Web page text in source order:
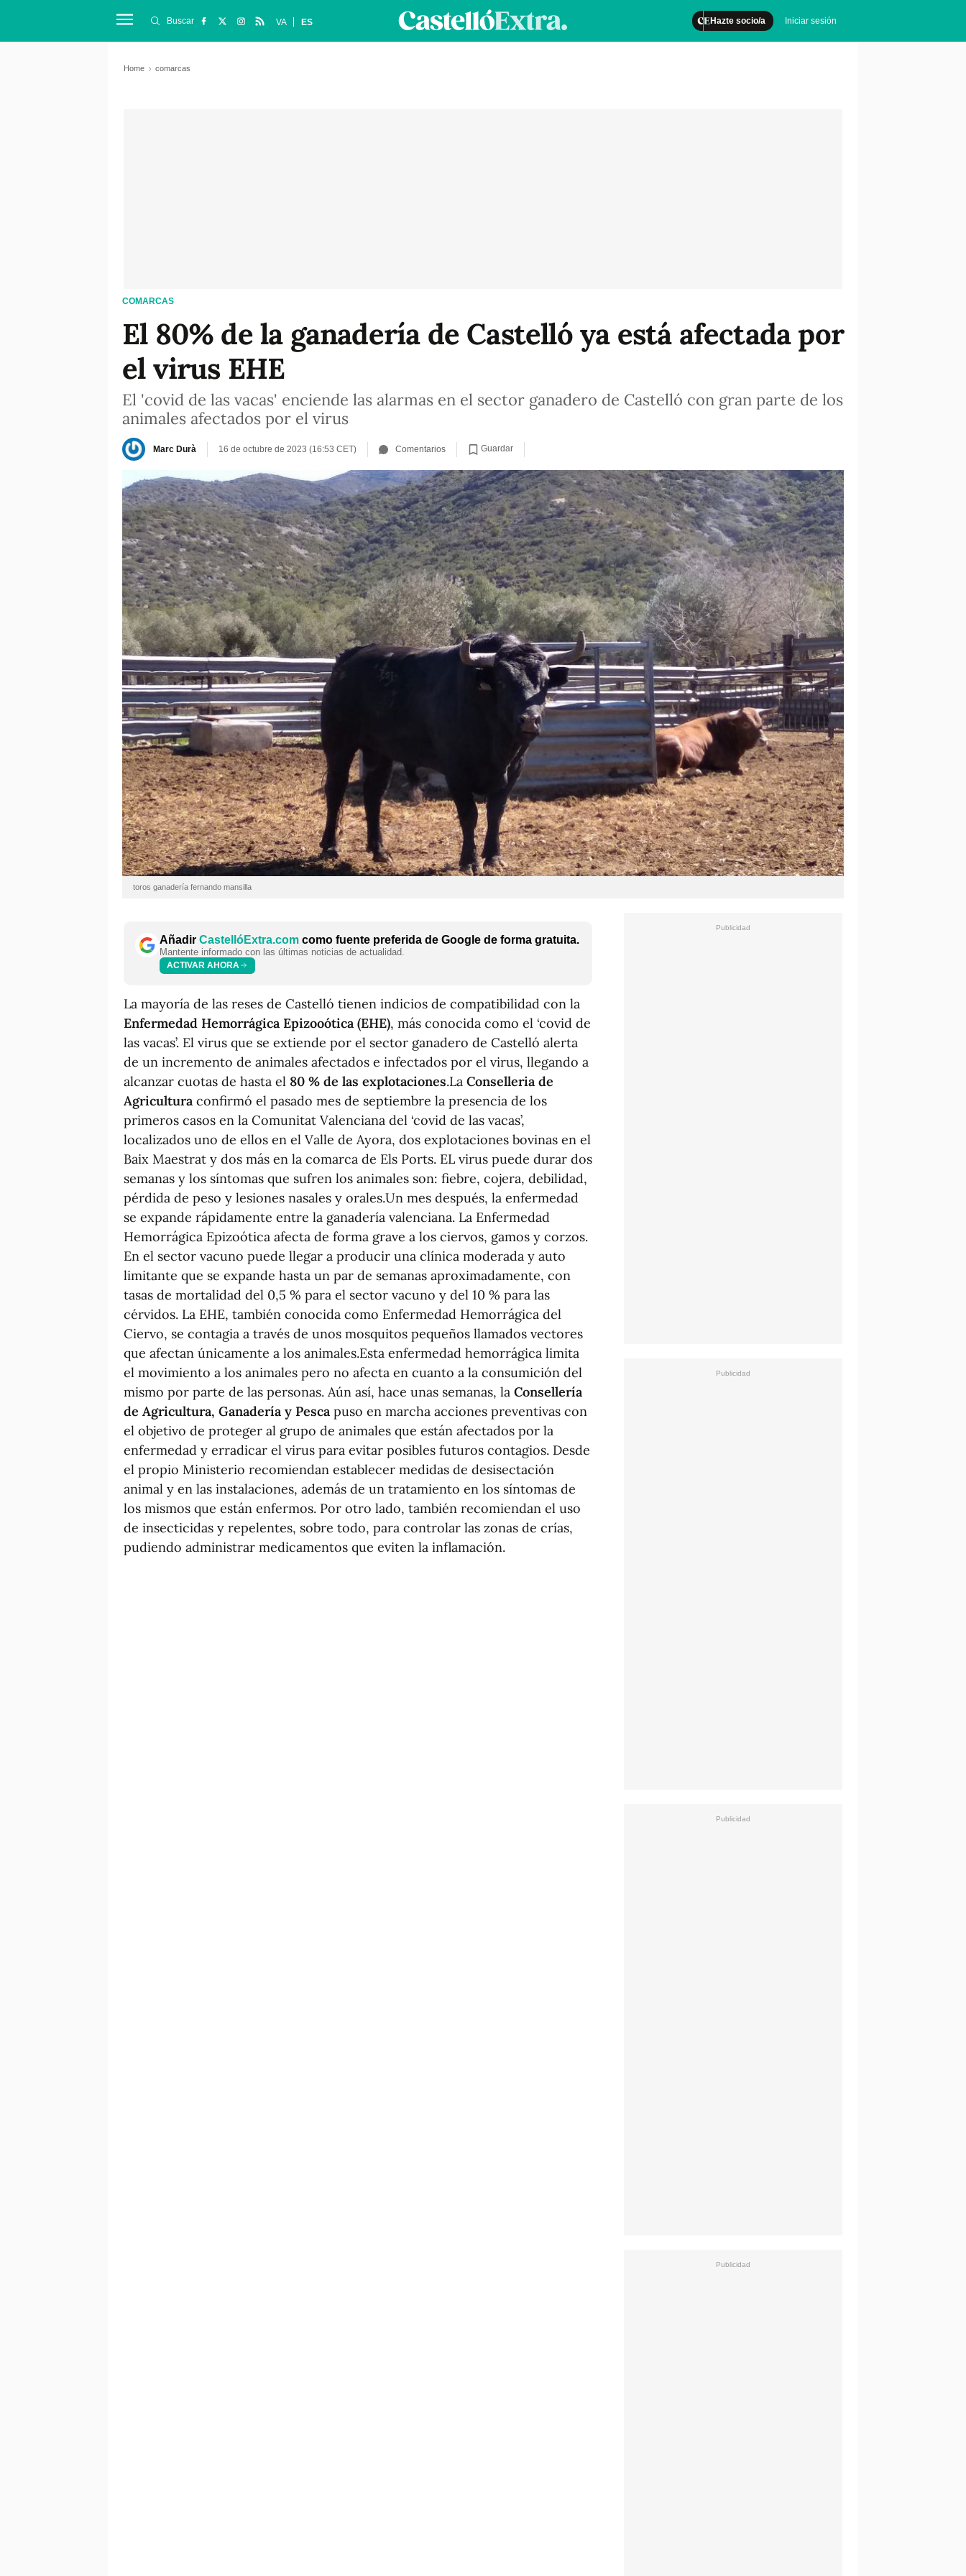
Hazte socio/a Iniciar sesión
Buscar VA ES
Home comarcas
COMARCAS
El 80% de la ganadería de Castelló ya está afectada por
el virus EHE
El 'covid de las vacas' enciende las alarmas en el sector ganadero de Castelló con gran parte de los
animales afectados por el virus
Marc Durà 16 de octubre de 2023 (16:53 CET) Comentarios Guardar
toros ganadería fernando mansilla
Añadir CastellóExtra.com como fuente preferida de Google de forma gratuita.
Mantente informado con las últimas noticias de actualidad.
ACTIVAR AHORA
La mayoría de las reses de Castelló tienen indicios de compatibilidad con la
Enfermedad Hemorrágica Epizooótica (EHE), más conocida como el ‘covid de
las vacas’. El virus que se extiende por el sector ganadero de Castelló alerta
de un incremento de animales afectados e infectados por el virus, llegando a
alcanzar cuotas de hasta el 80 % de las explotaciones.La Conselleria de
Agricultura confirmó el pasado mes de septiembre la presencia de los
primeros casos en la Comunitat Valenciana del ‘covid de las vacas’,
localizados uno de ellos en el Valle de Ayora, dos explotaciones bovinas en el
Baix Maestrat y dos más en la comarca de Els Ports. EL virus puede durar dos
semanas y los síntomas que sufren los animales son: fiebre, cojera, debilidad,
pérdida de peso y lesiones nasales y orales.Un mes después, la enfermedad
se expande rápidamente entre la ganadería valenciana. La Enfermedad
Hemorrágica Epizoótica afecta de forma grave a los ciervos, gamos y corzos.
En el sector vacuno puede llegar a producir una clínica moderada y auto
limitante que se expande hasta un par de semanas aproximadamente, con
tasas de mortalidad del 0,5 % para el sector vacuno y del 10 % para las
cérvidos. La EHE, también conocida como Enfermedad Hemorrágica del
Ciervo, se contagia a través de unos mosquitos pequeños llamados vectores
que afectan únicamente a los animales.Esta enfermedad hemorrágica limita
el movimiento a los animales pero no afecta en cuanto a la consumición del
mismo por parte de las personas. Aún así, hace unas semanas, la Consellería
de Agricultura, Ganadería y Pesca puso en marcha acciones preventivas con
el objetivo de proteger al grupo de animales que están afectados por la
enfermedad y erradicar el virus para evitar posibles futuros contagios. Desde
el propio Ministerio recomiendan establecer medidas de desisectación
animal y en las instalaciones, además de un tratamiento en los síntomas de
los mismos que están enfermos. Por otro lado, también recomiendan el uso
de insecticidas y repelentes, sobre todo, para controlar las zonas de crías,
pudiendo administrar medicamentos que eviten la inflamación.